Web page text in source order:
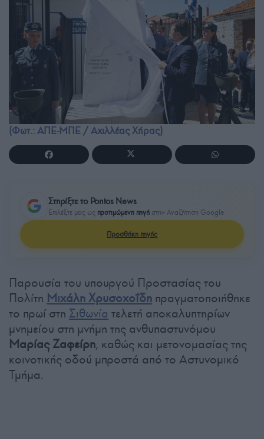
(Φωτ.: ΑΠΕ-ΜΠΕ / Αχιλλέας Χήρας)
Στηρίξτε το Pontos News
Επιλέξτε μας ως προτιμώμενη πηγή στην Αναζήτηση Google
Προσθήκη πηγής
Παρουσία του υπουργού Προστασίας του
Πολίτη Μιχάλη Χρυσοχοΐδη πραγματοποιήθηκε
το πρωί στη Σιθωνία τελετή αποκαλυπτηρίων
μνημείου στη μνήμη της ανθυπαστυνόμου
Μαρίας Ζαφείρη, καθώς και μετονομασίας της
κοινοτικής οδού μπροστά από το Αστυνομικό
Τμήμα.